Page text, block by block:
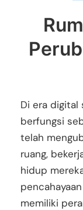
Di era digital
berfungsi
telah
ruang,
hidup
memiliki